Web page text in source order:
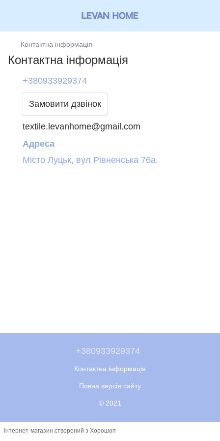
Контактна інформація
Контактна інформація
+380933929374
Замовити дзвінок
textile.levanhome@gmail.com
Адреса
Місто Луцьк, вул Рівненська 76а.
+380933929374
Контактна інформація
Повна версія сайту
© 2021
Інтернет-магазин створений з Хорошоп